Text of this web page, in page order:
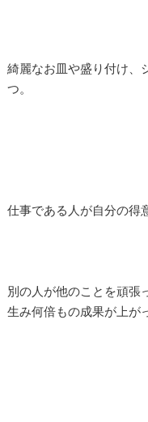
綺麗なお皿や盛り付け、
つ。
仕事である人が自分の得
別の人が他のことを頑張
生み何倍もの成果が上が